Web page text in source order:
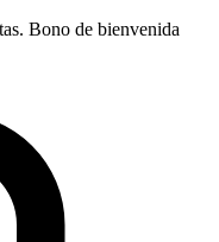
Bono de bienvenida